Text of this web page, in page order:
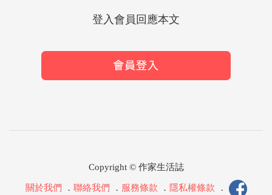
登入會員回應本文
Copyright © 作家生活誌
關於我們 ． 聯絡我們 ． 服務條款 ． 隱私權條款 ．